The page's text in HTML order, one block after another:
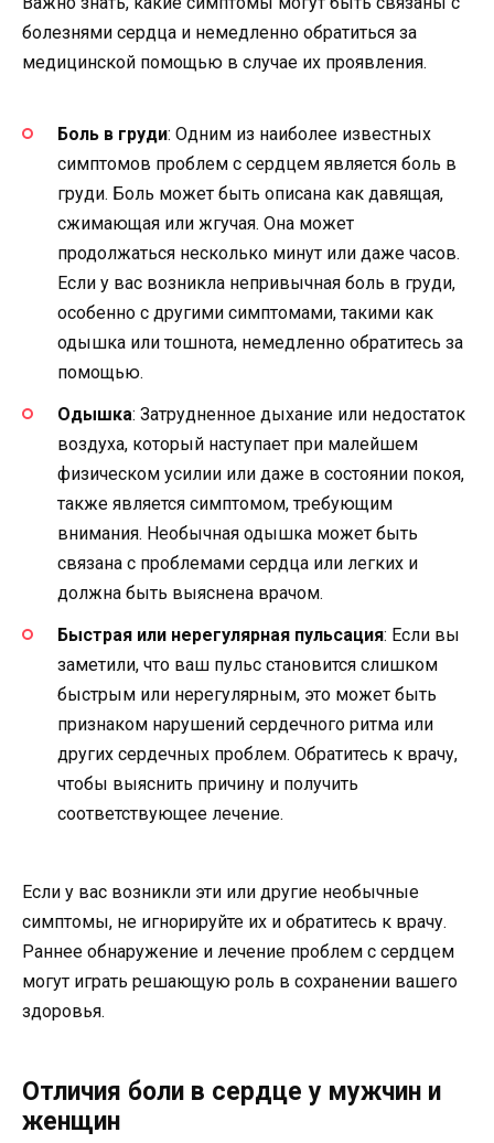
болезнями сердца и немедленно обратиться за
медицинской помощью в случае их проявления.
Боль в груди: Одним из наиболее известных
симптомов проблем с сердцем является боль в
груди. Боль может быть описана как давящая,
сжимающая или жгучая. Она может
продолжаться несколько минут или даже часов.
Если у вас возникла непривычная боль в груди,
особенно с другими симптомами, такими как
одышка или тошнота, немедленно обратитесь за
помощью.
Одышка: Затрудненное дыхание или недостаток
воздуха, который наступает при малейшем
физическом усилии или даже в состоянии покоя,
также является симптомом, требующим
внимания. Необычная одышка может быть
связана с проблемами сердца или легких и
должна быть выяснена врачом.
Быстрая или нерегулярная пульсация: Если вы
заметили, что ваш пульс становится слишком
быстрым или нерегулярным, это может быть
признаком нарушений сердечного ритма или
других сердечных проблем. Обратитесь к врачу,
чтобы выяснить причину и получить
соответствующее лечение.
Если у вас возникли эти или другие необычные
симптомы, не игнорируйте их и обратитесь к врачу.
Раннее обнаружение и лечение проблем с сердцем
могут играть решающую роль в сохранении вашего
здоровья.
Отличия боли в сердце у мужчин и
женщин